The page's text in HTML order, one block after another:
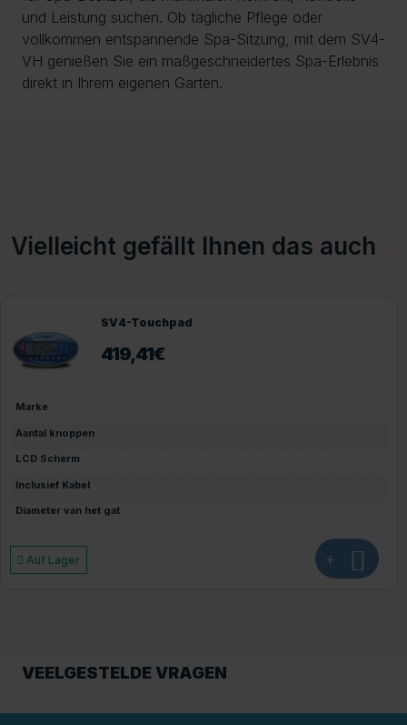
und Leistung suchen. Ob tägliche Pflege oder
vollkommen entspannende Spa-Sitzung, mit dem SV4-
VH genießen Sie ein maßgeschneidertes Spa-Erlebnis
direkt in Ihrem eigenen Garten.
Vielleicht gefällt Ihnen das auch
SV4-Touchpad
419,41
Marke
Aantal knoppen
LCD Scherm
Inclusief Kabel
Diameter van het gat
Auf Lager +
VEELGESTELDE VRAGEN